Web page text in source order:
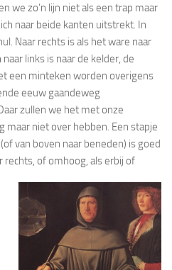
we zo’n lijn niet als een trap maar
naar beide kanten uitstrekt. In
Naar rechts is als het ware naar
links is naar de kelder, de
een minteken worden overigens
eeuw gaandeweg
zullen we het met onze
maar niet over hebben. Een stapje
van boven naar beneden) is goed
rechts, of omhoog, alserbij of